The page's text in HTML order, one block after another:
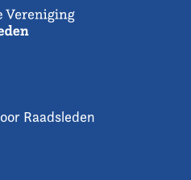
Raadsleden